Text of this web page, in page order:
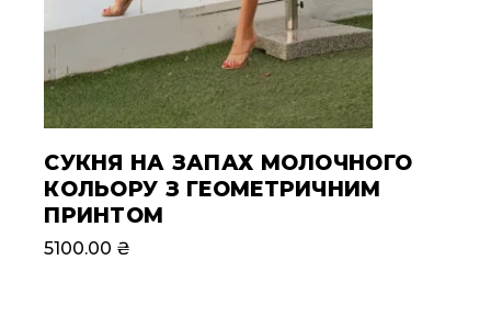
СУКНЯ НА ЗАПАХ МОЛОЧНОГО
КОЛЬОРУ З ГЕОМЕТРИЧНИМ
ПРИНТОМ
5100.00 ₴